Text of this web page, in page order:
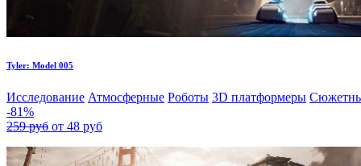
Tyler: Model 005
Исследование Атмосферные Роботы 3D платформеры
-81%
259 руб от 48 руб